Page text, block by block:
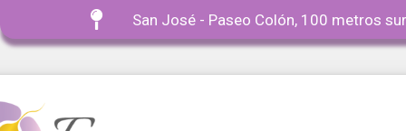
 San José - Paseo Colón, 100 metros